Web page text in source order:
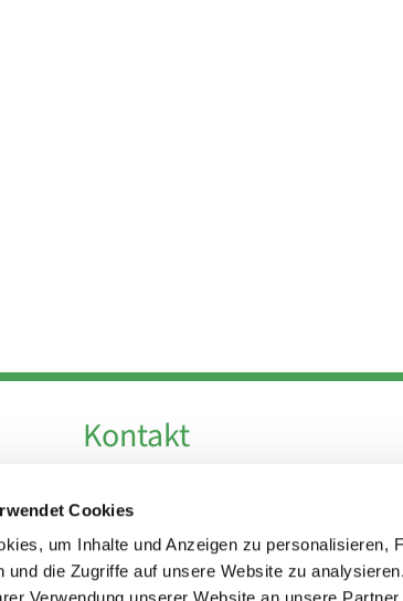
Cookies
um Inhalte und Anzeigen zu personalisieren,
und die Zugriffe auf unsere Website zu
Kontakt
Fax +49 30 924 54 18
E-Mailinfo@theresa-von-avila-berlin.de